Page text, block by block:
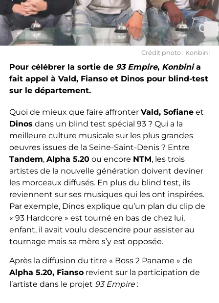
Crédit photo : Konbini
Pour célébrer la sortie de 93 Empire, Konbinia
fait appel à Vald, Fianso et Dinos pour blind-test
sur le département.
Quoi de mieux que faire affronter Vald, Sofianeet
Dinos dans un blind test spécial 93 ? Qui a la
meilleure culture musicale sur les plus grandes
oeuvres issues de la Seine-Saint-Denis ? Entre
Tandem, Alpha 5.20ou encore NTM, les trois
artistes de la nouvelle génération doivent deviner
les morceaux diffusés. En plus du blind test, ils
reviennent sur ses musiques qui les ont inspirées.
Par exemple, Dinos explique qu’un plan du clip de
« 93 Hardcore » est tourné en bas de chez lui,
enfant, il avait voulu descendre pour assister au
tournage mais sa mère s’y est opposée.
Après la diffusion du titre « Boss 2 Paname » de
Alpha 5.20, Fiansorevient sur la participation de
l’artiste dans le projet 93 Empire: